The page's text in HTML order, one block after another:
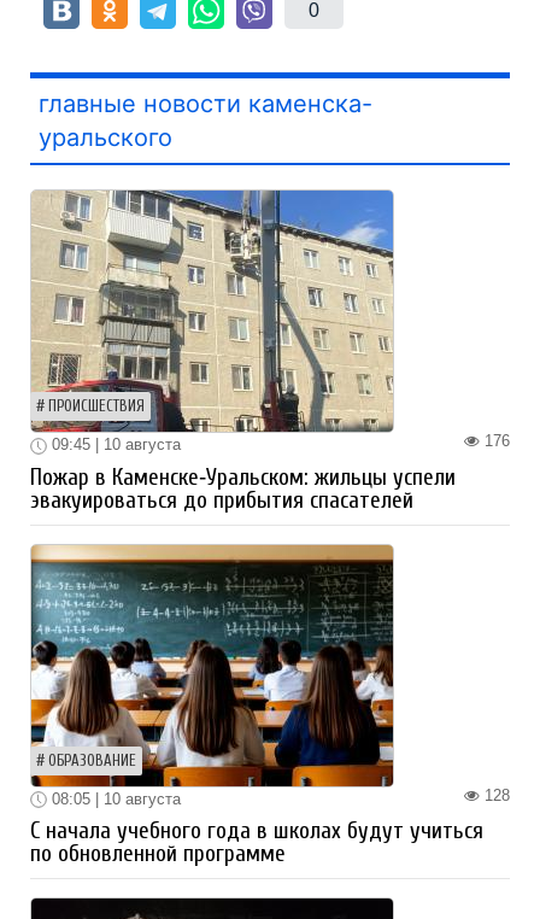
0
главные новости каменска-
уральского
ПРОИСШЕСТВИЯ
176
09:45 | 10 августа
Пожар в Каменске‑Уральском: жильцы успели
эвакуироваться до прибытия спасателей
ОБРАЗОВАНИЕ
128
08:05 | 10 августа
С начала учебного года в школах будут учиться
по обновленной программе